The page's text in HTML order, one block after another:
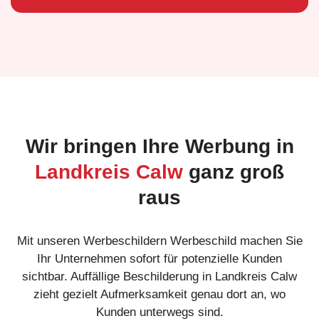
Wir bringen Ihre Werbung in
Landkreis Calw ganz groß
raus
Mit unseren Werbeschildern Werbeschild machen Sie
Ihr Unternehmen sofort für potenzielle Kunden
sichtbar. Auffällige Beschilderung in Landkreis Calw
zieht gezielt Aufmerksamkeit genau dort an, wo
Kunden unterwegs sind.